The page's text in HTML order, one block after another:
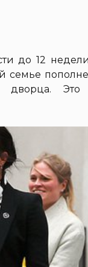
до 12
семье
дворца.